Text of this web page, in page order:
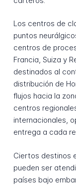
Los centros de
puntos
centros de
Francia, Suiza y
destinados al
distribución de
flujos hacia la
centros
internacionales,
entrega a cada
Ciertos destinos
pueden ser
países bajo